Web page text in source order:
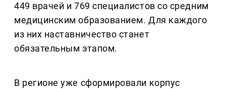
449 врачей и 769 специалистов со средним
медицинским образованием. Для каждого
из них наставничество станет
обязательным этапом.
В регионе уже сформировали корпус